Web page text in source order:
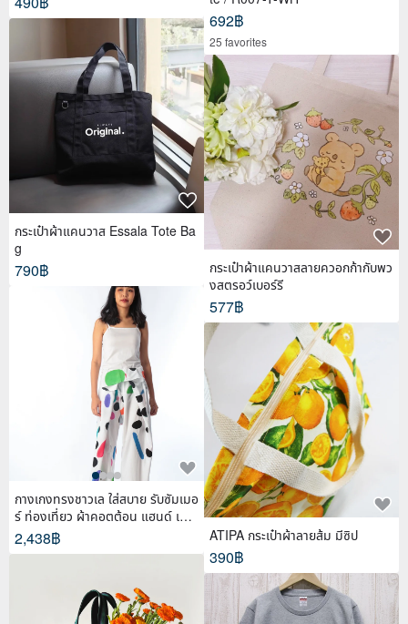
กระเป๋าผ้าแคนวาส Essala Tote Ba
g
790฿
กางเกงทรงชาวเล ใส่สบาย รับซัมเมอ
ร์ ท่องเที่ยว ผ้าคอตต้อน แฮนด์ เพ้น
ท์
2,438฿
692฿
25 favorites
กระเป๋าผ้าแคนวาสลายควอกก้ากับพว
งสตรอว์เบอร์รี
577฿
ATIPA กระเป๋าผ้าลายส้ม มีซิป
390฿